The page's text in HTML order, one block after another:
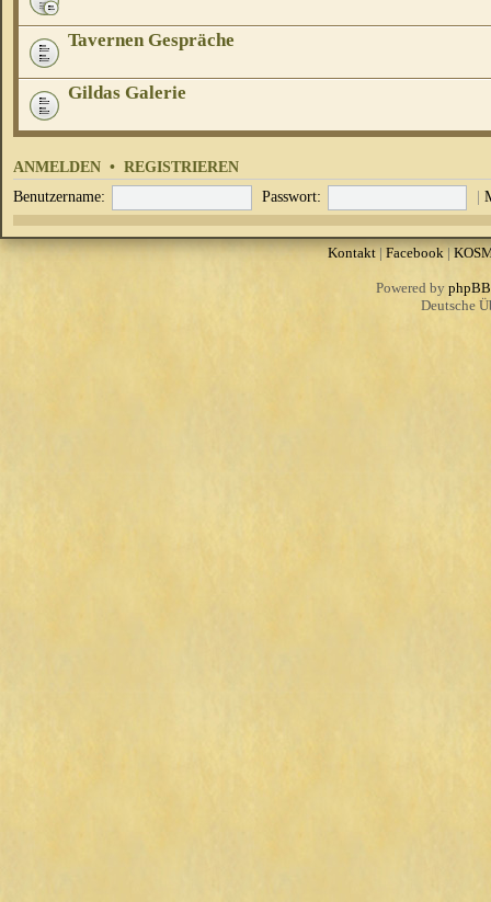
Tavernen Gespräche
Gildas Galerie
ANMELDEN • REGISTRIEREN
Benutzername: Passwort: |
Kontakt| Facebook|
Powered by phpBB
Deutsche